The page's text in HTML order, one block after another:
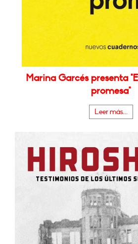
Marina Garcés presenta
promesa"
Leer más...